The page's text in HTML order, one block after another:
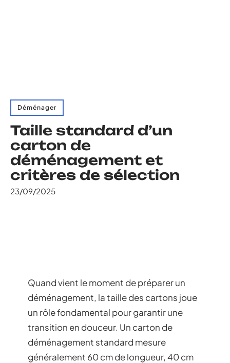
Déménager
Taille standard d’un
carton de
déménagement et
critères de sélection
23/09/2025
Quand vient le moment de préparer un
déménagement, la taille des cartons joue
un rôle fondamental pour garantir une
transition en douceur. Un carton de
déménagement standard mesure
généralement 60 cm de longueur, 40 cm